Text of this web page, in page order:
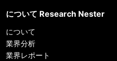
について Research Nester
について
業界分析
業界レポート